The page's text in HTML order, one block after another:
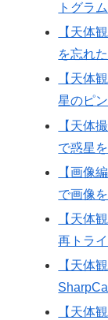
トグラ
【天体
を忘れ
【天体
星のピ
【天体
で惑星
【画像
で画像
【天体
再トライ
【天体
【天体